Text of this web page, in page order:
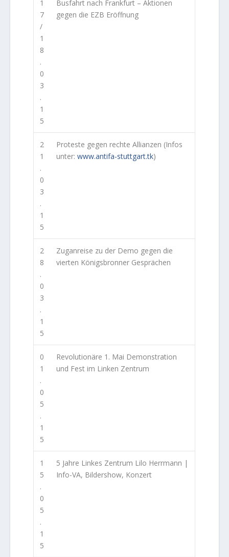
1
7
/
1
8
.
0
3
.
1
5
Busfahrt nach Frankfurt – Aktionen
gegen die EZB Eröffnung
2
1
.
0
3
.
1
5
Proteste gegen rechte Allianzen (Infos
unter:www.antifa-stuttgart.tk)
2
8
.
0
3
.
1
5
Zuganreise zu der Demo gegen die
vierten Königsbronner Gesprächen
0
1
.
0
5
.
1
5
Revolutionäre 1. Mai Demonstration
und Fest im Linken Zentrum
1
5
.
0
5
.
1
5
5 Jahre Linkes Zentrum Lilo Herrmann |
Info-VA, Bildershow, Konzert